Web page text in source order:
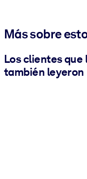
Más sobre
Los clientes
también leyeron